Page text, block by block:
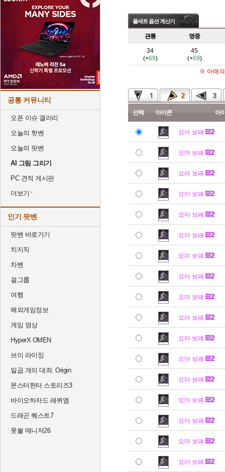
공통 커뮤니티
오픈 이슈 갤러리
오늘의 핫벤
오늘의 팟벤
AI 그림 그리기
PC 견적 게시판
더보기
인기 팟벤
팟벤 바로가기
치지직
차벤
걸그룹
여행
해외게임정보
게임 영상
HyperX OMEN
브이 라이징
일곱 개의 대죄: Origin
몬스터헌터 스토리즈3
바이오하자드 레퀴엠
드래곤 퀘스트7
풋볼 매니저26
풀세트 옵션 계산기
관통 명중
34
(+69)
45
(+69)
※ 아래의
선택 아이콘 아
요마 보패
요마 보패
요마 보패
요마 보패
요마 보패
요마 보패
요마 보패
요마 보패
요마 보패
요마 보패
요마 보패
요마 보패
요마 보패
요마 보패
요마 보패
요마 보패
요마 보패